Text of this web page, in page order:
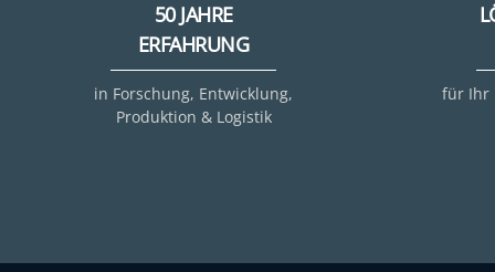
50 JAHRE
ERFAHRUNG
in Forschung, Entwicklung,
Produktion & Logistik
für Ihr